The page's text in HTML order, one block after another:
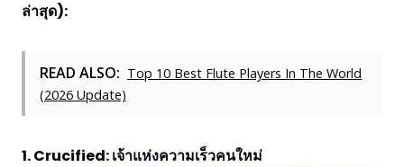
ล่าสุด):
READ ALSO: Top 10 Best Flute Players In The World
(2026 Update)
1. Crucified: เจ้าแห่งความเร็วคนใหม่